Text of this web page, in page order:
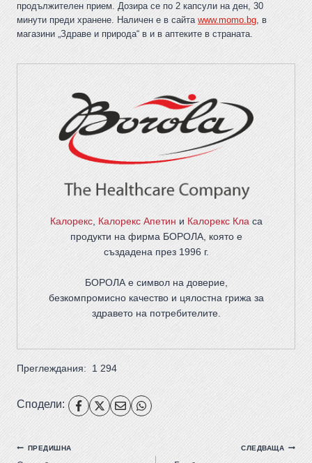
продължителен прием. Дозира се по 2 капсули на ден, 30
минути преди хранене. Наличен е в сайта www.momo.bg, в
магазини „Здраве и природа“ в и в аптеките в страната.
Калорекс, Калорекс Апетин и Калорекс Класа
продукти на фирма БОРОЛА, която е
създадена през 1996 г.
БОРОЛА е символ на доверие,
безкомпромисно качество и цялостна грижа за
здравето на потребителите.
Преглеждания: 1 294
Сподели:
ПРЕДИШНА СЛЕДВАЩА